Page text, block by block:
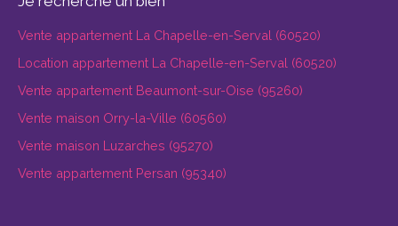
Vente appartement La Chapelle-en-Serval (60520)
Location appartement La Chapelle-en-Serval (60520)
Vente appartement Beaumont-sur-Oise (95260)
Vente maison Orry-la-Ville (60560)
Vente maison Luzarches (95270)
Vente appartement Persan (95340)